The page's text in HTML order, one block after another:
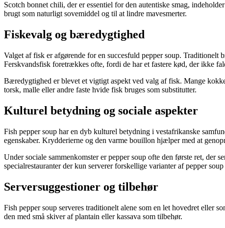
Scotch bonnet chili, der er essentiel for den autentiske smag,
brugt som naturligt sovemiddel og til at lindre mavesmerter.
Fiskevalg og bæredygtighed
Valget af fisk er afgørende for en succesfuld pepper soup. Traditionelt
Ferskvandsfisk foretrækkes ofte, fordi de har et fastere kød, der ikke
Bæredygtighed er blevet et vigtigt aspekt ved valg af fisk. Mange
torsk, malle eller andre faste hvide fisk bruges som substitutter.
Kulturel betydning og sociale aspekter
Fish pepper soup har en dyb kulturel betydning i vestafrikanske
egenskaber. Krydderierne og den varme bouillon hjælper med at
Under sociale sammenkomster er pepper soup ofte den første ret, der
specialrestauranter der kun serverer forskellige varianter af pepper
Serversuggestioner og tilbehør
Fish pepper soup serveres traditionelt alene som en let hovedret eller
den med små skiver af plantain eller kassava som tilbehør.